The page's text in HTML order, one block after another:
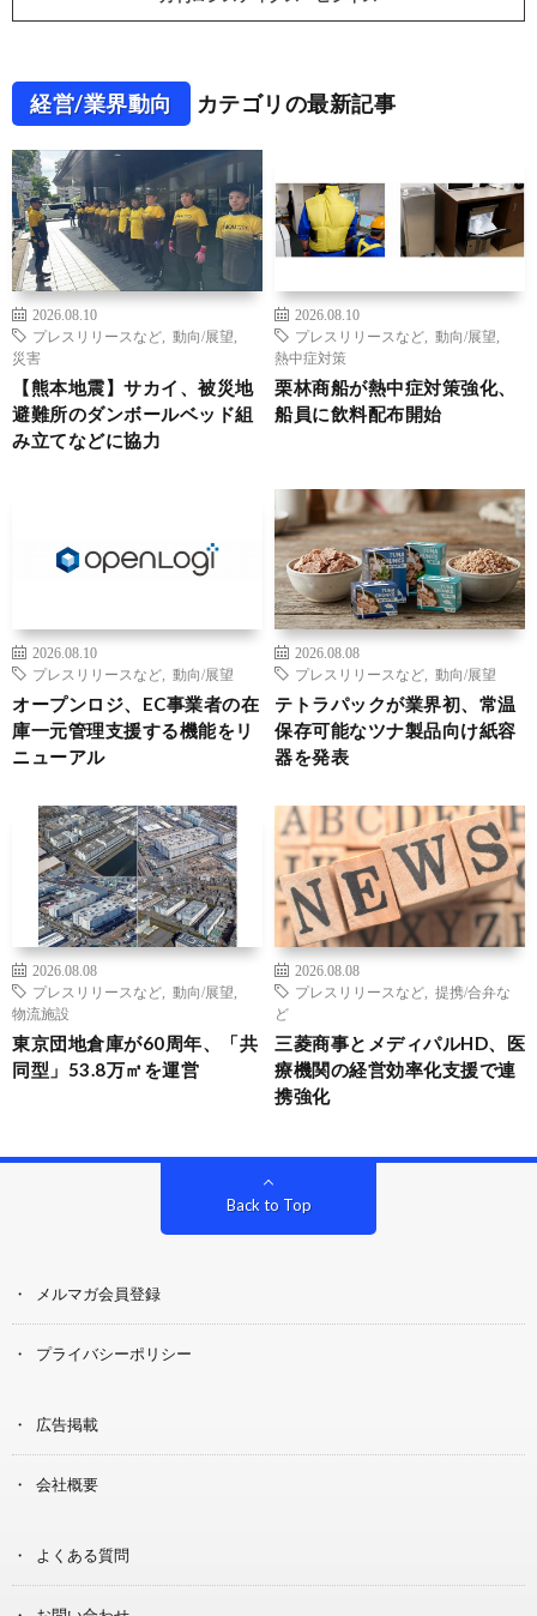
経営/業界動向 カテゴリの最新記事
2026.08.10
プレスリリースなど
動向/展望
災害
【熊本地震】サカイ、被災地
避難所のダンボールベッド組
み立てなどに協力
2026.08.10
プレスリリースなど
動向/展望
熱中症対策
栗林商船が熱中症対策強化、
船員に飲料配布開始
2026.08.10
プレスリリースなど
動向/展望
オープンロジ、EC事業者の在
庫一元管理支援する機能をリ
ニューアル
2026.08.08
プレスリリースなど
動向/展望
テトラパックが業界初、常温
保存可能なツナ製品向け紙容
器を発表
2026.08.08
プレスリリースなど
動向/展望
物流施設
東京団地倉庫が60周年、「共
同型」53.8万㎡を運営
2026.08.08
プレスリリースなど
提携/合弁な
ど
三菱商事とメディパルHD、医
療機関の経営効率化支援で連
携強化
Back to Top
メルマガ会員登録
プライバシーポリシー
広告掲載
会社概要
よくある質問